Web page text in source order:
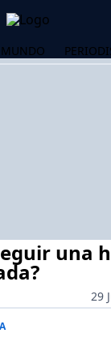
MUNDO
una
29